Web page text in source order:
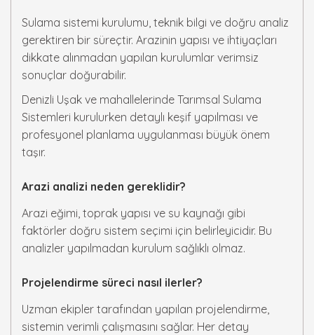
Sulama sistemi kurulumu, teknik bilgi ve doğru analiz
gerektiren bir süreçtir. Arazinin yapısı ve ihtiyaçları
dikkate alınmadan yapılan kurulumlar verimsiz
sonuçlar doğurabilir.
Denizli Uşak ve mahallelerinde Tarımsal Sulama
Sistemleri kurulurken detaylı keşif yapılması ve
profesyonel planlama uygulanması büyük önem
taşır.
Arazi analizi neden gereklidir?
Arazi eğimi, toprak yapısı ve su kaynağı gibi
faktörler doğru sistem seçimi için belirleyicidir. Bu
analizler yapılmadan kurulum sağlıklı olmaz.
Projelendirme süreci nasıl ilerler?
Uzman ekipler tarafından yapılan projelendirme,
sistemin verimli çalışmasını sağlar. Her detay